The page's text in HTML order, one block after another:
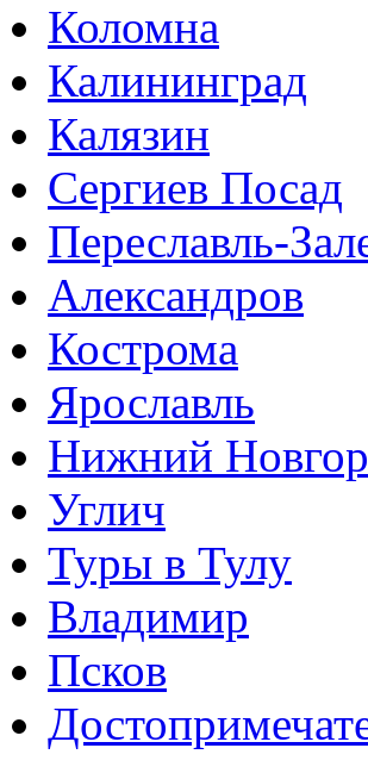
Коломна
Калининград
Калязин
Сергиев Посад
Переславль-
Александров
Кострома
Ярославль
Нижний
Углич
Туры в Тулу
Владимир
Псков